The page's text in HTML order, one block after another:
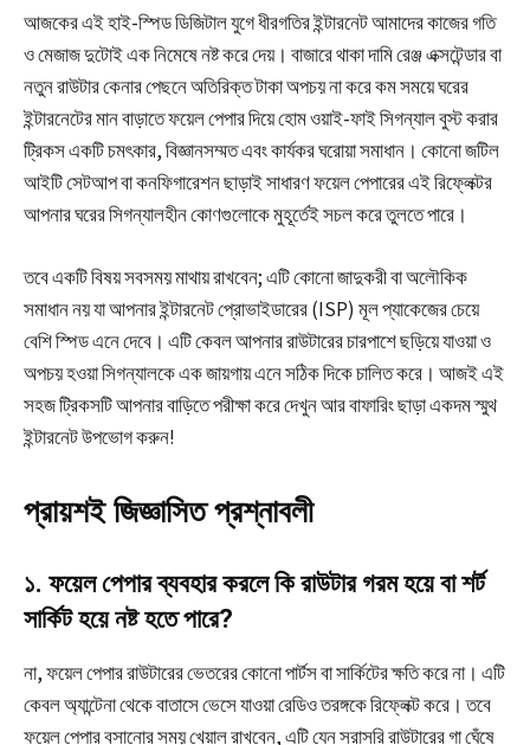
আজকের এই হাই-স্পিড ডিজিটাল যুগে ধীরগতির ইন্টারনেট আমাদের কাজের গতি
ও মেজাজ দুটোই এক নিমেষে নষ্ট করে দেয়। বাজারে থাকা দামি রেঞ্জ এক্সটেন্ডার বা
নতুন রাউটার কেনার পেছনে অতিরিক্ত টাকা অপচয় না করে কম সময়ে ঘরের
ইন্টারনেটের মান বাড়াতেফয়েল পেপার দিয়ে হোম ওয়াই-ফাই সিগন্যাল বুস্ট করার
ট্রিকসএকটি চমৎকার, বিজ্ঞানসম্মত এবং কার্যকর ঘরোয়া সমাধান। কোনো জটিল
আইটি সেটআপ বা কনফিগারেশন ছাড়াই সাধারণ ফয়েল পেপারের এই রিফ্লেক্টর
আপনার ঘরের সিগন্যালহীন কোণগুলোকে মুহূর্তেই সচল করে তুলতে পারে।
তবে একটি বিষয় সবসময় মাথায় রাখবেন; এটি কোনো জাদুকরী বা অলৌকিক
সমাধান নয় যা আপনার ইন্টারনেট প্রোভাইডারের (ISP) মূল প্যাকেজের চেয়ে
বেশি স্পিড এনে দেবে। এটি কেবল আপনার রাউটারের চারপাশে ছড়িয়ে যাওয়া ও
অপচয় হওয়া সিগন্যালকে এক জায়গায় এনে সঠিক দিকে চালিত করে। আজই এই
সহজ ট্রিকসটি আপনার বাড়িতে পরীক্ষা করে দেখুন আর বাফারিং ছাড়া একদম স্মুথ
ইন্টারনেট উপভোগ করুন!
প্রায়শই জিজ্ঞাসিত প্রশ্নাবলী
১. ফয়েল পেপার ব্যবহার করলে কি রাউটার গরম হয়ে বা শর্ট
সার্কিট হয়ে নষ্ট হতে পারে?
না, ফয়েল পেপার রাউটারের ভেতরের কোনো পার্টস বা সার্কিটের ক্ষতি করে না। এটি
কেবল অ্যান্টেনা থেকে বাতাসে ভেসে যাওয়া রেডিও তরঙ্গকে রিফ্লেক্ট করে। তবে
ফয়েল পেপার বসানোর সময় খেয়াল রাখবেন, এটি যেন সরাসরি রাউটারের গা ঘেঁষে